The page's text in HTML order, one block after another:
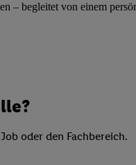
begleitet von einem
oder den Fachbereich.
Analyse